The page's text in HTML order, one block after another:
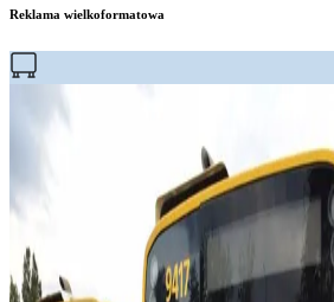
Reklama wielkoformatowa